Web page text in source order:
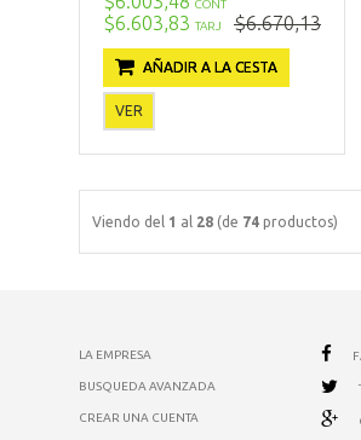
CONT
$6.603,83 TARJ $6.670,13
AÑADIR A LA CESTA
VER
Viendo del 1 al 28 (de 74 productos)
LA EMPRESA
BUSQUEDA AVANZADA
CREAR UNA CUENTA